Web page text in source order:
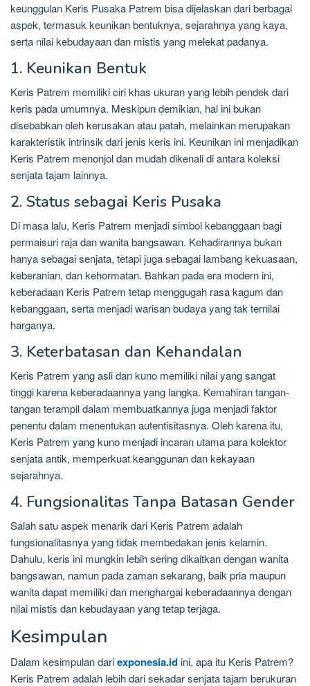
keunggulan Keris Pusaka Patrem bisa dijelaskan dari berbagai
aspek, termasuk keunikan bentuknya, sejarahnya yang kaya,
serta nilai kebudayaan dan mistis yang melekat padanya.
1. Keunikan Bentuk
Keris Patrem memiliki ciri khas ukuran yang lebih pendek dari
keris pada umumnya. Meskipun demikian, hal ini bukan
disebabkan oleh kerusakan atau patah, melainkan merupakan
karakteristik intrinsik dari jenis keris ini. Keunikan ini menjadikan
Keris Patrem menonjol dan mudah dikenali di antara koleksi
senjata tajam lainnya.
2. Status sebagai Keris Pusaka
Di masa lalu, Keris Patrem menjadi simbol kebanggaan bagi
permaisuri raja dan wanita bangsawan. Kehadirannya bukan
hanya sebagai senjata, tetapi juga sebagai lambang kekuasaan,
keberanian, dan kehormatan. Bahkan pada era modern ini,
keberadaan Keris Patrem tetap menggugah rasa kagum dan
kebanggaan, serta menjadi warisan budaya yang tak ternilai
harganya.
3. Keterbatasan dan Kehandalan
Keris Patrem yang asli dan kuno memiliki nilai yang sangat
tinggi karena keberadaannya yang langka. Kemahiran tangan-
tangan terampil dalam membuatkannya juga menjadi faktor
penentu dalam menentukan autentisitasnya. Oleh karena itu,
Keris Patrem yang kuno menjadi incaran utama para kolektor
senjata antik, memperkuat keanggunan dan kekayaan
sejarahnya.
4. Fungsionalitas Tanpa Batasan Gender
Salah satu aspek menarik dari Keris Patrem adalah
fungsionalitasnya yang tidak membedakan jenis kelamin.
Dahulu, keris ini mungkin lebih sering dikaitkan dengan wanita
bangsawan, namun pada zaman sekarang, baik pria maupun
wanita dapat memiliki dan menghargai keberadaannya dengan
nilai mistis dan kebudayaan yang tetap terjaga.
Kesimpulan
Dalam kesimpulan dariexponesia.id ini, apa itu Keris Patrem?
Keris Patrem adalah lebih dari sekadar senjata tajam berukuran